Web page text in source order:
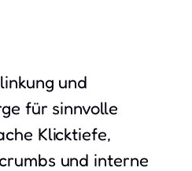
und
für sinnvolle
Klicktiefe,
und interne